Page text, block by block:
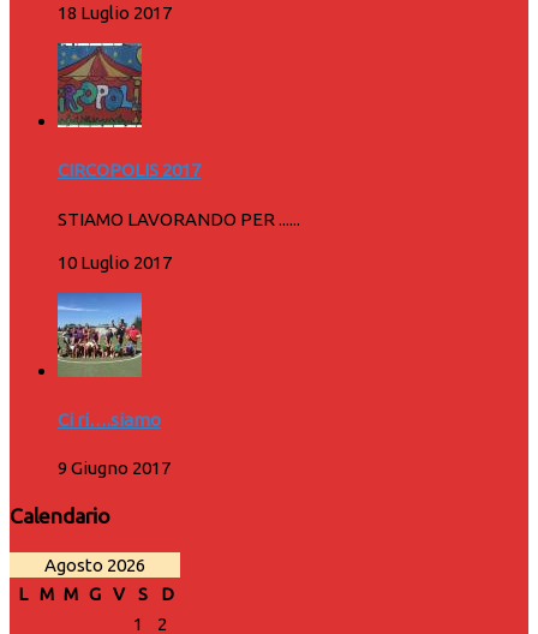
18 Luglio 2017
CIRCOPOLIS 2017
STIAMO LAVORANDO PER ......
10 Luglio 2017
Ci ri….siamo
9 Giugno 2017
Calendario
Agosto 2026
L M M G V S
D
1
2